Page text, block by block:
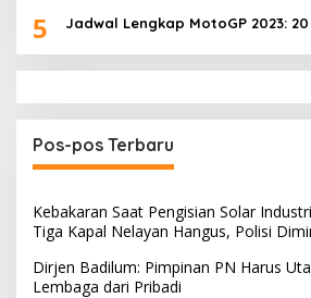
5 Jadwal Lengkap MotoGP 2023:
Pos-pos Terbaru
Kebakaran Saat Pengisian Solar
Tiga Kapal Nelayan Hangus, Polisi
Dirjen Badilum: Pimpinan PN Harus
Lembaga dari Pribadi